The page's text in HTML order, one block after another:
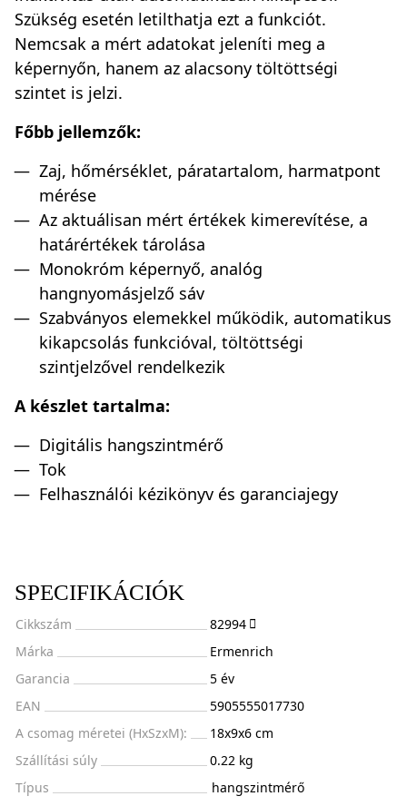
Szükség esetén letilthatja ezt a funkciót.
Nemcsak a mért adatokat jeleníti meg a
képernyőn, hanem az alacsony töltöttségi
szintet is jelzi.
Főbb jellemzők:
Zaj, hőmérséklet, páratartalom, harmatpont
mérése
Az aktuálisan mért értékek kimerevítése, a
határértékek tárolása
Monokróm képernyő, analóg
hangnyomásjelző sáv
Szabványos elemekkel működik, automatikus
kikapcsolás funkcióval, töltöttségi
szintjelzővel rendelkezik
A készlet tartalma:
Digitális hangszintmérő
Tok
Felhasználói kézikönyv és garanciajegy
SPECIFIKÁCIÓK
Cikkszám
82994
Márka
Ermenrich
Garancia
5 év
EAN
5905555017730
A csomag méretei (HxSzxM):
18x9x6 cm
Szállítási súly
0.22 kg
Típus
hangszintmérő